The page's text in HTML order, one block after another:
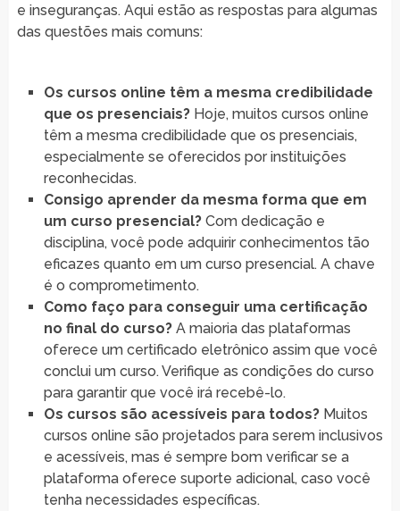
e inseguranças. Aqui estão as respostas para algumas
das questões mais comuns:
Os cursos online têm a mesma credibilidade
que os presenciais?Hoje, muitos cursos online
têm a mesma credibilidade que os presenciais,
especialmente se oferecidos por instituições
reconhecidas.
Consigo aprender da mesma forma que em
um curso presencial?Com dedicação e
disciplina, você pode adquirir conhecimentos tão
eficazes quanto em um curso presencial. A chave
é o comprometimento.
Como faço para conseguir uma certificação
no final do curso?A maioria das plataformas
oferece um certificado eletrônico assim que você
conclui um curso. Verifique as condições do curso
para garantir que você irá recebê-lo.
Os cursos são acessíveis para todos?Muitos
cursos online são projetados para serem inclusivos
e acessíveis, mas é sempre bom verificar se a
plataforma oferece suporte adicional, caso você
tenha necessidades específicas.